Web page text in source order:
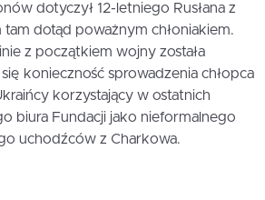
dotyczył 12-letniego Rusłana z
tam dotąd poważnym chłoniakiem.
z początkiem wojny została
konieczność sprowadzenia chłopca
korzystający w ostatnich
biura Fundacji jako nieformalnego
uchodźców z Charkowa.